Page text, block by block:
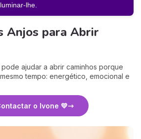
lhe
Anjos para Abrir
pode ajudar a abrir caminhos porque
tempo: energético, emocional e
o Ivone 💛